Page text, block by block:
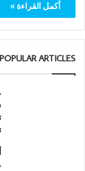
أكمل القراءة »
POPULAR ARTICLES